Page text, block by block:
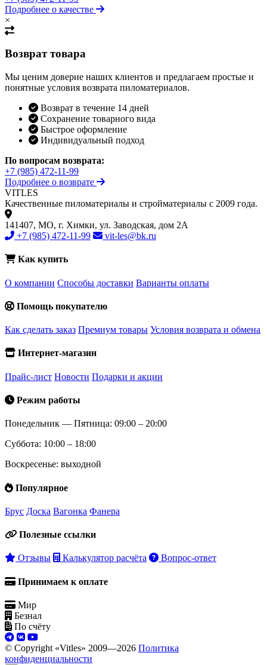
Подробнее о качестве
×
Возврат товара
Мы ценим доверие наших клиентов и предлагаем простые и
понятные условия возврата пиломатериалов.
Возврат в течение 14 дней
Сохранение товарного вида
Быстрое оформление
Индивидуальный подход
По вопросам возврата:
+7 (985) 472-11-99
Подробнее о возврате
VITLES
Качественные пиломатериалы и стройматериалы с 2009 года.
141407, МО, г. Химки, ул. Заводская, дом 2А
+7 (985) 472-11-99
vit-les@bk.ru
Как купить
О компании Способы доставки Варианты оплаты
Помощь покупателю
Как сделать заказ Премиум товары Условия возврата и обмена
Интернет-магазин
Прайс-лист Новости Подарки и акции
Режим работы
Понедельник — Пятница: 09:00 – 20:00
Суббота: 10:00 – 18:00
Воскресенье: выходной
Популярное
Брус Доска Вагонка Фанера
Полезные ссылки
Отзывы Калькулятор расчёта Вопрос-ответ
Принимаем к оплате
Мир
Безнал
По счёту
© Copyright «Vitles» 2009—2026 Политика
конфиденциальности